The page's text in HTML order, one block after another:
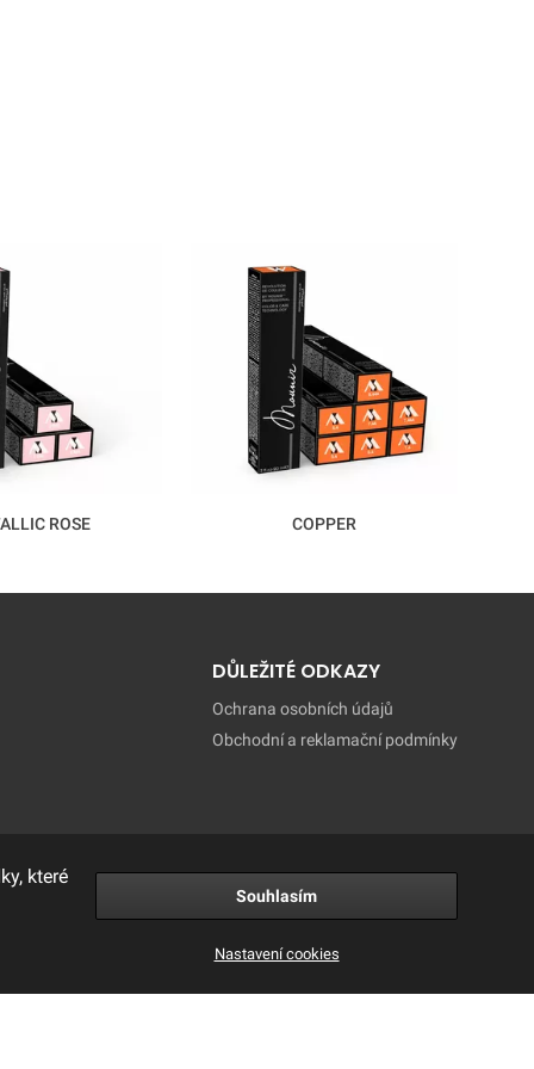
ROSE COPPER
DŮLEŽITÉ ODKAZY
Ochrana osobních údajů
Obchodní a reklamační podmínky
které
Souhlasím
Nastavení cookies